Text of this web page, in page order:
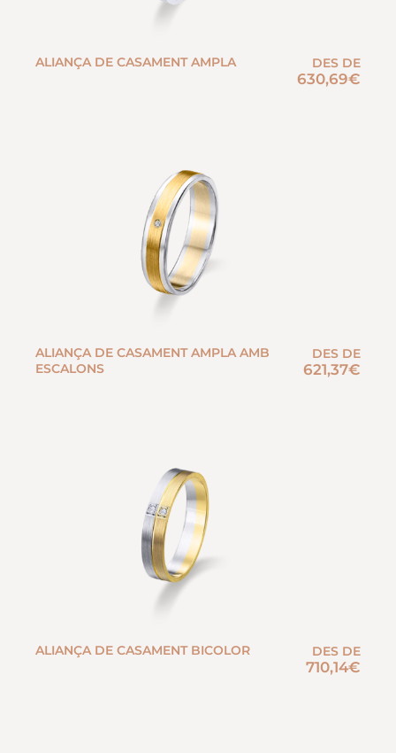
ALIANÇA DE CASAMENT AMPLA DES DE
630,69€
ALIANÇA DE CASAMENT AMPLA AMB
ESCALONS
DES DE
621,37€
ALIANÇA DE CASAMENT BICOLOR DES DE
710,14€